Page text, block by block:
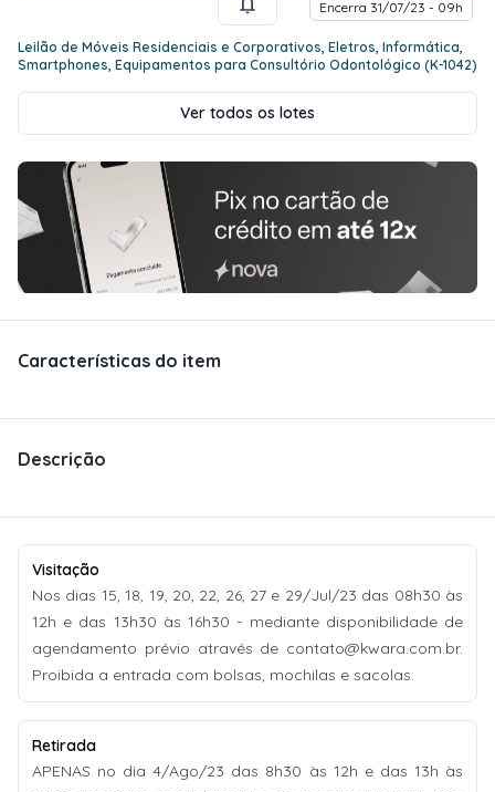
Encerra 31/07/23 - 09h
Leilão de Móveis Residenciais e Corporativos, Eletros, Informática,
Smartphones, Equipamentos para Consultório Odontológico (K-1042)
Ver todos os lotes
Características do item
Descrição
Visitação
Nos dias 15, 18, 19, 20, 22, 26, 27 e 29/Jul/23 das 08h30 às
12h e das 13h30 às 16h30 - mediante disponibilidade de
agendamento prévio através de contato@kwara.com.br.
Proibida a entrada com bolsas, mochilas e sacolas.
Retirada
APENAS no dia 4/Ago/23 das 8h30 às 12h e das 13h às